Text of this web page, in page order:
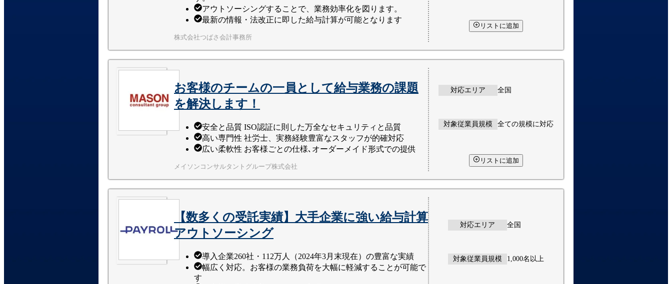
アウトソーシングすることで、業務効率化を図ります。
最新の情報・法改正に即した給与計算が可能となります
株式会社つばさ会計事務所
リストに追加
お客様のチームの一員として給与業務の課題
を解決します！
安全と品質 ISO認証に則した万全なセキュリティと品質
高い専門性 社労士、実務経験豊富なスタッフが的確対応
広い柔軟性 お客様ごとの仕様､オーダーメイド形式での提供
メイソンコンサルタントグループ株式会社
対応エリア 全国
対象従業員規模 全ての規模に対応
リストに追加
【数多くの受託実績】大手企業に強い給与計算
アウトソーシング
導入企業260社・112万人（2024年3月末現在）の豊富な実績
幅広く対応。お客様の業務負荷を大幅に軽減することが可能で
す
対応エリア 全国
対象従業員規模 1,000名以上